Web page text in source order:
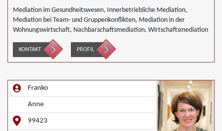
Mediation im Gesundheitswesen, Innerbetriebliche Mediation,
Mediation bei Team- und Gruppenkonflikten, Mediation in der
Wohnungswirtschaft, Nachbarschaftsmediation, Wirtschaftsmediation
KONTAKT PROFIL
Franko
Anne
99423